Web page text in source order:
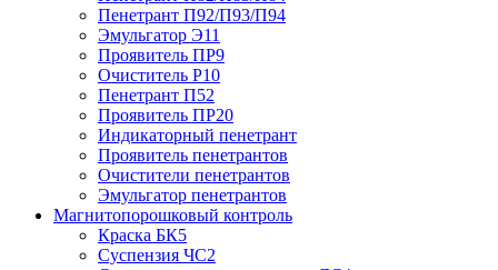
Пенетрант П92/П93/П94
Эмульгатор Э11
Проявитель ПР9
Очиститель Р10
Пенетрант П52
Проявитель ПР20
Индикаторный пенетрант
Проявитель пенетрантов
Очистители пенетрантов
Эмульгатор пенетрантов
Магнитопорошковый контроль
Краска БК5
Суспензия ЧС2